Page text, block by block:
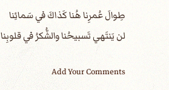
طِوالَ عُمرِنا هُنا كَذاكَ في سَمائِنا
لن يَنتَهي تَسبيحُنا والشُّكرُ في قلوبِنا
Add Your Comments